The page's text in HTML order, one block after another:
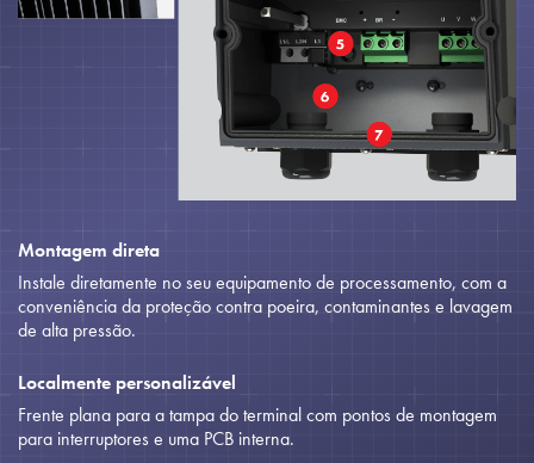
Montagem direta
Instale diretamente no seu equipamento de processamento, com a
conveniência da proteção contra poeira, contaminantes e lavagem
de alta pressão.
Localmente personalizável
Frente plana para a tampa do terminal com pontos de montagem
para interruptores e uma PCB interna.